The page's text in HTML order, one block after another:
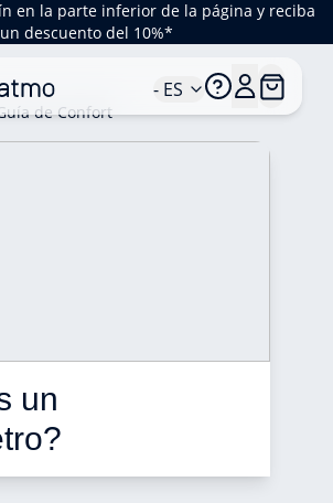
en la parte inferior de la página y reciba
un descuento del 10%*
- ES
de Confort
un